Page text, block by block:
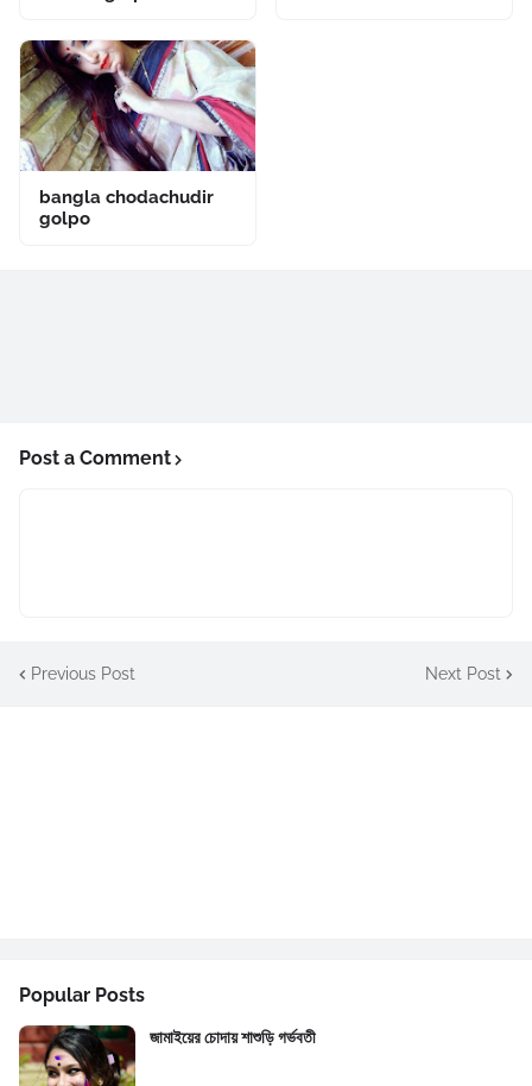
bangla chodachudir
golpo
Post a Comment
Previous Post Next Post
Popular Posts
জামাইয়ের চোদায় শাশুড়ি গর্ভবতী